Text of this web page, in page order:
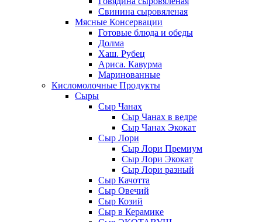
Свинина сыровяленая
Мясные Консервации
Готовые блюда и обеды
Долма
Хаш. Рубец
Ариса. Кавурма
Маринованные
Кисломолочные Продукты
Сыры
Сыр Чанах
Сыр Чанах в ведре
Сыр Чанах Экокат
Сыр Лори
Сыр Лори Премиум
Сыр Лори Экокат
Сыр Лори разный
Сыр Качотта
Сыр Овечий
Сыр Козий
Сыр в Керамике